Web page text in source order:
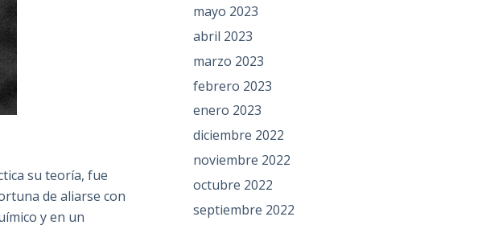
su teoría, fue
de aliarse con
y en un
mayo 2023
abril 2023
marzo 2023
febrero 2023
enero 2023
diciembre 2022
noviembre 2022
octubre 2022
septiembre 2022